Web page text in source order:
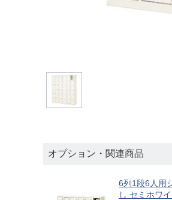
オプション・関連商品
6列1段6人用
し セミホワ